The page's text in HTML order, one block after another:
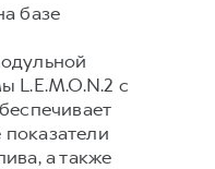
базе
L.E.M.O.N.2 с
а также